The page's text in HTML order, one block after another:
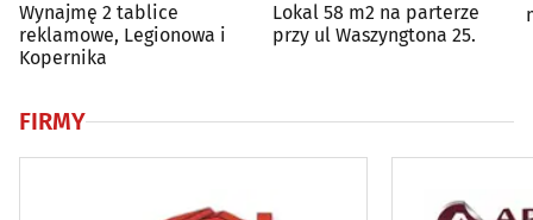
Wynajmę 2 tablice
reklamowe, Legionowa i
Kopernika
Lokal 58 m2 na parterze
przy ul Waszyngtona 25.
FIRMY